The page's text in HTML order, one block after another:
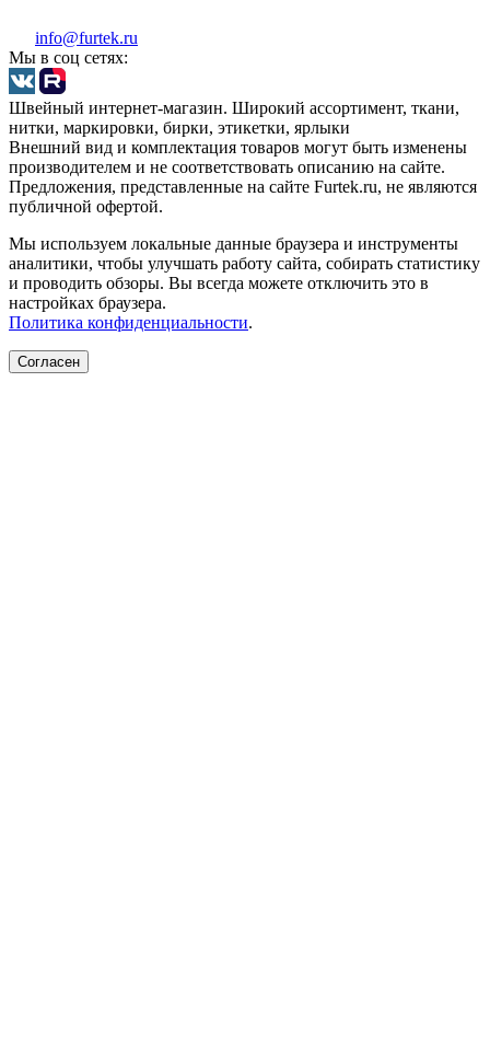
info@furtek.ru
Мы в соц сетях:
Швейный интернет-магазин. Широкий ассортимент, ткани,
нитки, маркировки, бирки, этикетки, ярлыки
Внешний вид и комплектация товаров могут быть изменены
производителем и не соответствовать описанию на сайте.
Предложения, представленные на сайте Furtek.ru, не являются
публичной офертой.
Мы используем локальные данные браузера и инструменты
аналитики, чтобы улучшать работу сайта, собирать статистику
и проводить обзоры. Вы всегда можете отключить это в
настройках браузера.
Политика конфиденциальности.
Согласен